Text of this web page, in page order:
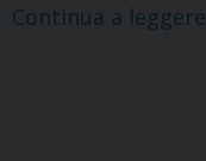
Continua a leggere